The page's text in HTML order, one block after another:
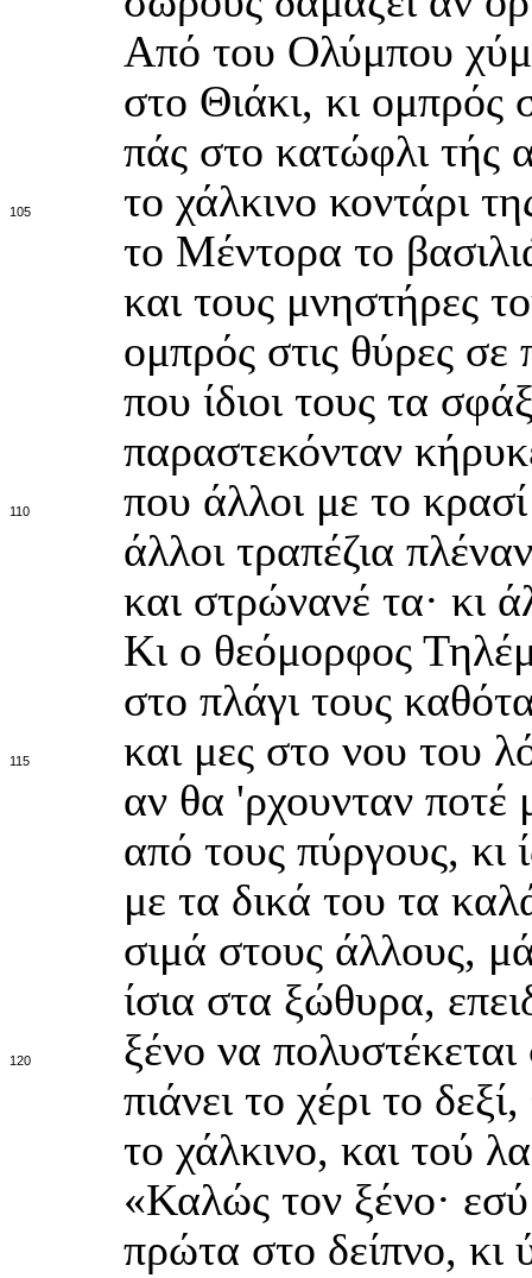
Από του Ολύμπου
στο Θιάκι, κι ομπρός
πάς στο κατώφλι τής
105
το χάλκινο κοντάρι
το Μέντορα το
και τους μνηστήρες
ομπρός στις θύρες σε
που ίδιοι τους τα
παραστεκόνταν
110
που άλλοι με το
άλλοι τραπέζια
και στρώνανέ τα· κι
Κι ο θεόμορφος
στο πλάγι τους
115
και μες στο νου του
αν θα 'ρχουνταν ποτέ
από τους πύργους, κι
με τα δικά του τα
σιμά στους άλλους,
ίσια στα ξώθυρα,
120
ξένο να
πιάνει το χέρι το
το χάλκινο, και τού
«Καλώς τον ξένο·
πρώτα στο δείπνο, κι